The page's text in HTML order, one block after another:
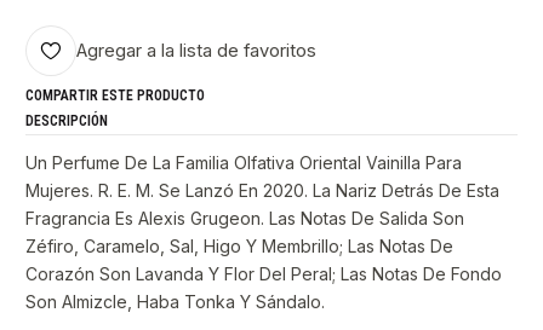
Agregar a la lista de favoritos
COMPARTIR ESTE PRODUCTO
DESCRIPCIÓN
Un Perfume De La Familia Olfativa Oriental Vainilla Para
Mujeres. R. E. M. Se Lanzó En 2020. La Nariz Detrás De Esta
Fragrancia Es Alexis Grugeon. Las Notas De Salida Son
Zéfiro, Caramelo, Sal, Higo Y Membrillo; Las Notas De
Corazón Son Lavanda Y Flor Del Peral; Las Notas De Fondo
Son Almizcle, Haba Tonka Y Sándalo.